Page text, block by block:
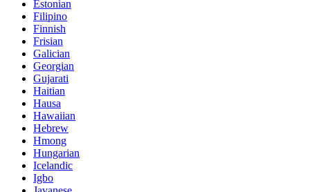
Estonian
Filipino
Finnish
Frisian
Galician
Georgian
Gujarati
Haitian
Hausa
Hawaiian
Hebrew
Hmong
Hungarian
Icelandic
Igbo